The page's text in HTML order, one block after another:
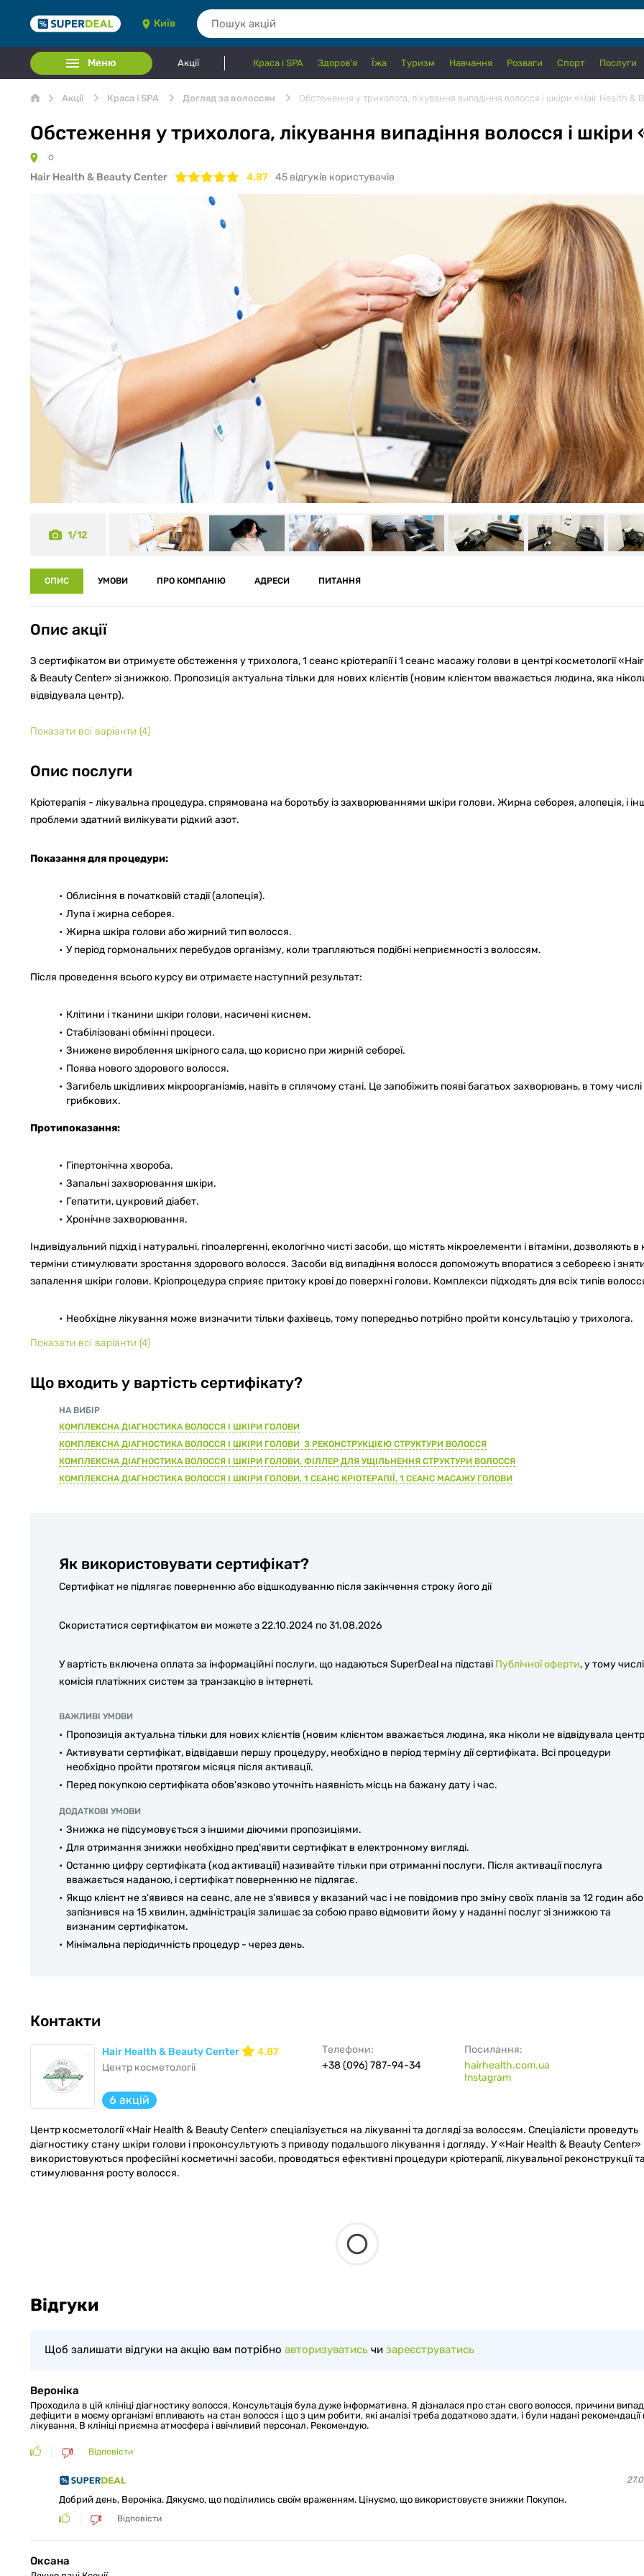
Київ
Меню Акції Краса і SPA Здоров'я Їжа Туризм Навчання Розваги Спорт Послуги
Акції Краса і SPA Догляд за волоссям Обстеження у трихолога, лікування випадіння волосся і шкіри «Hair Health &
Обстеження у трихолога, лікування випадіння волосся і
Hair Health & Beauty Center 4.87 45 відгуків користувачів
1/12
ОПИС УМОВИ ПРО КОМПАНІЮ АДРЕСИ ПИТАННЯ
Опис акції
З сертифікатом ви отримуєте обстеження у трихолога, 1 сеанс кріотерапії і 1 сеанс масажу голови в центрі косметології
& Beauty Center» зі знижкою. Пропозиція актуальна тільки для нових клієнтів (новим клієнтом вважається людина, яка
відвідувала центр).
Показати всі варіанти (4)
Опис послуги
Кріотерапія - лікувальна процедура, спрямована на боротьбу із захворюваннями шкіри голови. Жирна себорея, алопеція, і
проблеми здатний вилікувати рідкий азот.
Показання для процедури:
Облисіння в початковій стадії (алопеція).
Лупа і жирна себорея.
Жирна шкіра голови або жирний тип волосся.
У період гормональних перебудов організму, коли трапляються подібні неприємності з волоссям.
Після проведення всього курсу ви отримаєте наступний результат:
Клітини і тканини шкіри голови, насичені киснем.
Стабілізовані обмінні процеси.
Знижене вироблення шкірного сала, що корисно при жирній себореї.
Поява нового здорового волосся.
Загибель шкідливих мікроорганізмів, навіть в сплячому стані. Це запобіжить появі багатьох захворювань, в тому числі
грибкових.
Протипоказання:
Гіпертонічна хвороба.
Запальні захворювання шкіри.
Гепатити, цукровий діабет.
Хронічне захворювання.
Індивідуальний підхід і натуральні, гіпоалергенні, екологічно чисті засоби, що містять мікроелементи і вітаміни, дозволяють в
терміни стимулювати зростання здорового волосся. Засоби від випадіння волосся допоможуть впоратися з себореєю і
запалення шкіри голови. Кріопроцедура сприяє притоку крові до поверхні голови. Комплекси підходять для всіх типів
Необхідне лікування може визначити тільки фахівець, тому попередньо потрібно пройти консультацію у трихолога.
Показати всі варіанти (4)
Що входить у вартість сертифікату?
НА ВИБІР
КОМПЛЕКСНА ДІАГНОСТИКА ВОЛОССЯ І ШКІРИ ГОЛОВИ
КОМПЛЕКСНА ДІАГНОСТИКА ВОЛОССЯ І ШКІРИ ГОЛОВИ З РЕКОНСТРУКЦІЄЮ СТРУКТУРИ ВОЛОССЯ
КОМПЛЕКСНА ДІАГНОСТИКА ВОЛОССЯ І ШКІРИ ГОЛОВИ, ФІЛЛЕР ДЛЯ УЩІЛЬНЕННЯ СТРУКТУРИ ВОЛОССЯ
КОМПЛЕКСНА ДІАГНОСТИКА ВОЛОССЯ І ШКІРИ ГОЛОВИ, 1 СЕАНС КРІОТЕРАПІЇ, 1 СЕАНС МАСАЖУ ГОЛОВИ
Як використовувати сертифікат?
Сертифікат не підлягає поверненню або відшкодуванню після закінчення строку його дії
Скористатися сертифікатом ви можете з 22.10.2024 по 31.08.2026
У вартість включена оплата за інформаційні послуги, що надаються SuperDeal на підставі Публічної оферти, у тому числі
комісія платіжних систем за транзакцію в інтернеті.
ВАЖЛИВІ УМОВИ
Пропозиція актуальна тільки для нових клієнтів (новим клієнтом вважається людина, яка ніколи не відвідувала
Активувати сертифікат, відвідавши першу процедуру, необхідно в період терміну дії сертифіката. Всі процедури
необхідно пройти протягом місяця після активації.
Перед покупкою сертифіката обов'язково уточніть наявність місць на бажану дату і час.
ДОДАТКОВІ УМОВИ
Знижка не підсумовується з іншими діючими пропозиціями.
Для отримання знижки необхідно пред'явити сертифікат в електронному вигляді.
Останню цифру сертифіката (код активації) називайте тільки при отриманні послуги. Після активації послуга
вважається наданою, і сертифікат поверненню не підлягає.
Якщо клієнт не з'явився на сеанс, але не з'явився у вказаний час і не повідомив про зміну своїх планів за 12 годин або
запізнився на 15 хвилин, адміністрація залишає за собою право відмовити йому у наданні послуг зі знижкою та
визнаним сертифікатом.
Мінімальна періодичність процедур - через день.
Контакти
Hair Health & Beauty Center
4.87
Центр косметології
6 акцій
Телефони:
+38 (096) 787-94-34
Посилання:
hairhealth.com.ua
Instagram
Центр косметології «Hair Health & Beauty Center» спеціалізується на лікуванні та догляді за волоссям. Спеціалісти проведуть
діагностику стану шкіри голови і проконсультують з приводу подальшого лікування і догляду. У «Hair Health & Beauty Center»
використовуються професійні косметичні засоби, проводяться ефективні процедури кріотерапії, лікувальної реконструкції
стимулювання росту волосся.
Відгуки
Щоб залишати відгуки на акцію вам потрібно авторизуватись чи зареєструватись
Вероніка
Проходила в цій клініці діагностику волосся. Консультація була дуже інформативна. Я дізналася про стан свого волосся, причини
дефіцити в моєму організмі впливають на стан волосся і що з цим робити, які аналізі треба додатково здати, і були надані
лікування. В клініці приємна атмосфера і ввічливий персонал. Рекомендую.
Відповісти
Добрий день, Вероніка. Дякуємо, що поділились своїм враженням. Цінуємо, що використовуєте знижки Покупон.
Відповісти
Оксана